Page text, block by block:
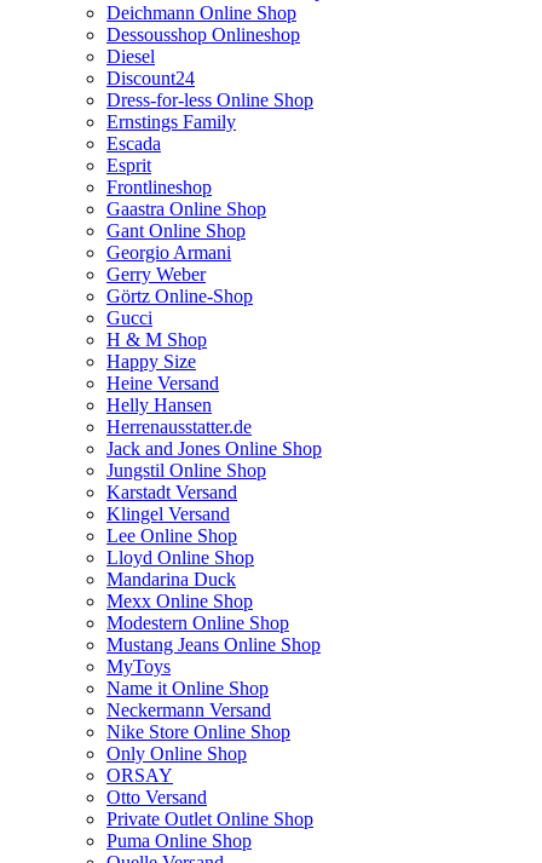
Deichmann Online Shop
Dessousshop Onlineshop
Diesel
Discount24
Dress-for-less Online Shop
Ernstings Family
Escada
Esprit
Frontlineshop
Gaastra Online Shop
Gant Online Shop
Georgio Armani
Gerry Weber
Görtz Online-Shop
Gucci
H & M Shop
Happy Size
Heine Versand
Helly Hansen
Herrenausstatter.de
Jack and Jones Online Shop
Jungstil Online Shop
Karstadt Versand
Klingel Versand
Lee Online Shop
Lloyd Online Shop
Mandarina Duck
Mexx Online Shop
Modestern Online Shop
Mustang Jeans Online Shop
MyToys
Name it Online Shop
Neckermann Versand
Nike Store Online Shop
Only Online Shop
ORSAY
Otto Versand
Private Outlet Online Shop
Puma Online Shop